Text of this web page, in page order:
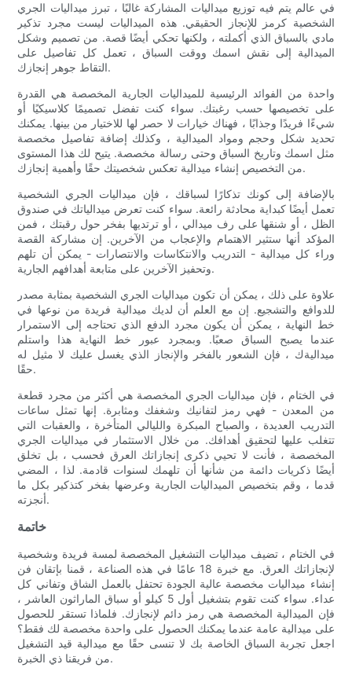
في عالم يتم فيه توزيع ميداليات المشاركة غالبًا ، تبرز ميداليات الجري
الشخصية كرمز للإنجاز الحقيقي. هذه الميداليات ليست مجرد تذكير
مادي بالسباق الذي أكملته ، ولكنها تحكي أيضًا قصة. من تصميم وشكل
الميدالية إلى نقش اسمك ووقت السباق ، تعمل كل تفاصيل على
التقاط جوهر إنجازك.
واحدة من الفوائد الرئيسية للميداليات الجارية المخصصة هي القدرة
على تخصيصها حسب رغبتك. سواء كنت تفضل تصميمًا كلاسيكيًا أو
شيءًا فريدًا وجذابًا ، فهناك خيارات لا حصر لها للاختيار من بينها. يمكنك
تحديد شكل وحجم ومواد الميدالية ، وكذلك إضافة تفاصيل مخصصة
مثل اسمك وتاريخ السباق وحتى رسالة مخصصة. يتيح لك هذا المستوى
من التخصيص إنشاء ميدالية تعكس شخصيتك حقًا وأهمية إنجازك.
بالإضافة إلى كونك تذكارًا لسباقك ، فإن ميداليات الجري الشخصية
تعمل أيضًا كبداية محادثة رائعة. سواء كنت تعرض ميدالياتك في صندوق
الظل ، أو شنقها على رف ميدالي ، أو ترتديها بفخر حول رقبتك ، فمن
المؤكد أنها ستثير الاهتمام والإعجاب من الآخرين. إن مشاركة القصة
وراء كل ميدالية - التدريب والانتكاسات والانتصارات - يمكن أن تلهم
وتحفيز الآخرين على متابعة أهدافهم الجارية.
علاوة على ذلك ، يمكن أن تكون ميداليات الجري الشخصية بمثابة مصدر
للدوافع والتشجيع. إن مع العلم أن لديك ميدالية فريدة من نوعها في
خط النهاية ، يمكن أن يكون مجرد الدفع الذي تحتاجه إلى الاستمرار
عندما يصبح السباق صعبًا. وبمجرد عبور خط النهاية هذا واستلم
ميداليةك ، فإن الشعور بالفخر والإنجاز الذي يغسل عليك لا مثيل له
حقًا.
في الختام ، فإن ميداليات الجري المخصصة هي أكثر من مجرد قطعة
من المعدن - فهي رمز لتفانيك وشغفك ومثابرة. إنها تمثل ساعات
التدريب العديدة ، والصباح المبكرة والليالي المتأخرة ، والعقبات التي
تتغلب عليها لتحقيق أهدافك. من خلال الاستثمار في ميداليات الجري
المخصصة ، فأنت لا تحيي ذكرى إنجازاتك العرق فحسب ، بل تخلق
أيضًا ذكريات دائمة من شأنها أن تلهمك لسنوات قادمة. لذا ، المضي
قدما ، وقم بتخصيص الميداليات الجارية وعرضها بفخر كتذكير بكل ما
أنجزته.
خاتمة
في الختام ، تضيف ميداليات التشغيل المخصصة لمسة فريدة وشخصية
لإنجازاتك العرق. مع خبرة 18 عامًا في هذه الصناعة ، قمنا بإتقان فن
إنشاء ميداليات مخصصة عالية الجودة تحتفل بالعمل الشاق وتفاني كل
عداء. سواء كنت تقوم بتشغيل أول 5 كيلو أو سباق الماراثون العاشر ،
فإن الميدالية المخصصة هي رمز دائم لإنجازك. فلماذا تستقر للحصول
على ميدالية عامة عندما يمكنك الحصول على واحدة مخصصة لك فقط؟
اجعل تجربة السباق الخاصة بك لا تنسى حقًا مع ميدالية قيد التشغيل
من فريقنا ذي الخبرة.